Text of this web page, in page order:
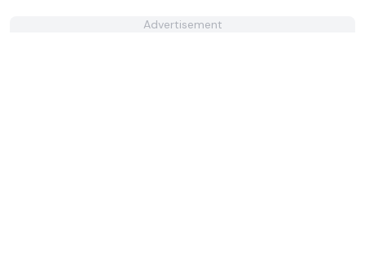
Advertisement